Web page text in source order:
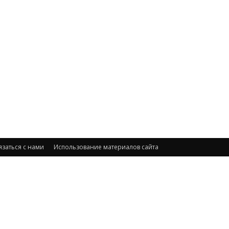
с нами Использование материалов сайта